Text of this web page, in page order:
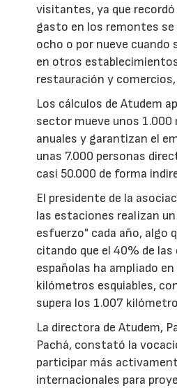
visitantes, ya que recordó
gasto en los remontes
ocho o por nueve cuando
en otros
restauración y
Los cálculos de Atudem
sector mueve unos 1.000
anuales y garantizan el
unas 7.000 personas
casi 50.000 de forma
El presidente de la
las estaciones realizan
esfuerzo" cada año, algo
citando que el 40% de
españolas ha ampliado
kilómetros esquiables,
supera los 1.007
La directora de Atudem,
Pachá, constató la
participar más
internacionales para